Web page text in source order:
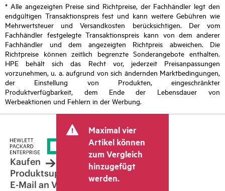
* Alle angezeigten Preise sind Richtpreise, der Fachhändler legt den
endgültigen Transaktionspreis fest und kann weitere Gebühren wie
Mehrwertsteuer und Versandkosten berücksichtigen. Der vom
Fachhändler festgelegte Transaktionspreis kann von dem anderer
Fachhändler und dem angezeigten Richtpreis abweichen. Die
Richtpreise können zeitlich begrenzte Sonderangebote enthalten.
HPE behält sich das Recht vor, jederzeit Preisanpassungen
vorzunehmen, u. a. aufgrund von sich ändernden Marktbedingungen,
der Einstellung von Produkten, eingeschränkter
Produktverfügbarkeit, dem Ende der Lebensdauer von
Werbeaktionen und Fehlern in der Werbung.
Maximal vier
Artikel können
zum Vergleich
hinzugefügt
werden.
Kaufen
Produktsupport
E-Mail an Vertrieb